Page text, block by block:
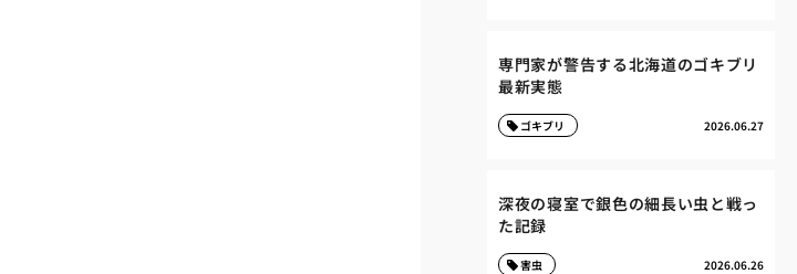
専門家が警告する北海道のゴキブリ
最新実態
2026.06.27
ゴキブリ
深夜の寝室で銀色の細長い虫と戦っ
た記録
2026.06.26
害虫